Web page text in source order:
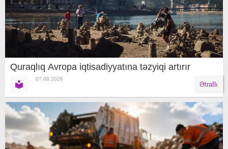
Quraqlıq Avropa iqtisadiyyatına təzyiqi artırır
07.08.2026
Ətraflı